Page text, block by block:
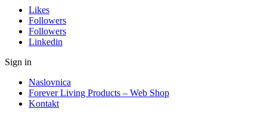
Likes
Followers
Followers
Linkedin
Sign in
Naslovnica
Forever Living Products – Web Shop
Kontakt